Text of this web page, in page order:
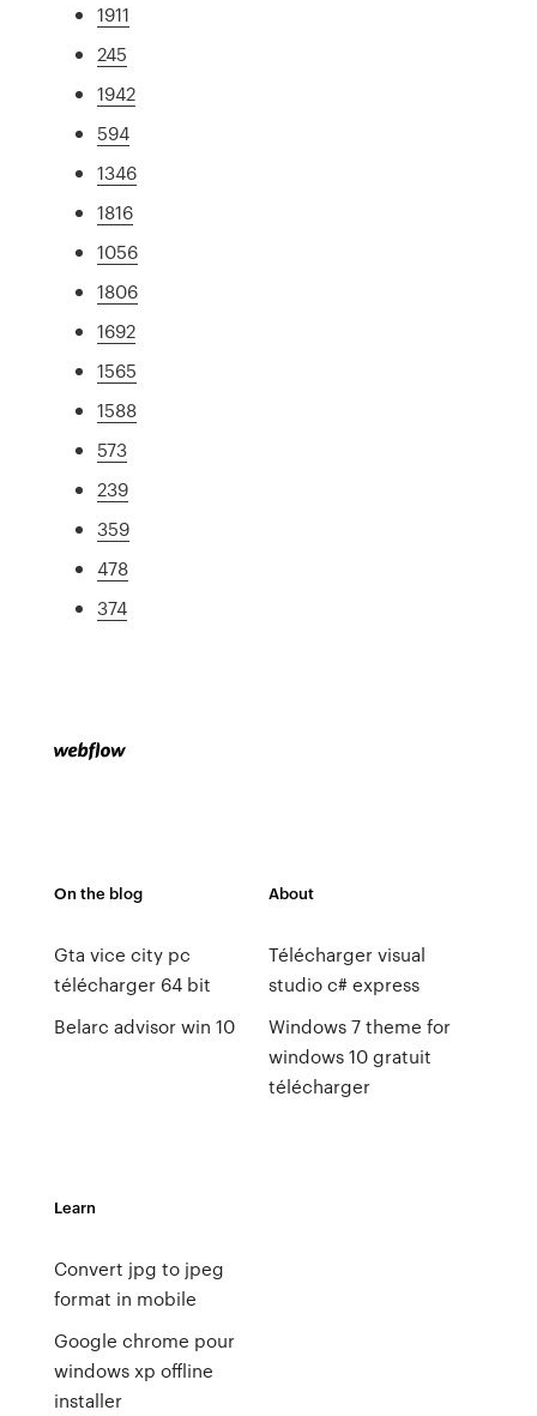
1911
245
1942
594
1346
1816
1056
1806
1692
1565
1588
573
239
359
478
374
On the blog
Gta vice city pc
télécharger 64 bit
Belarc advisor win 10
About
Télécharger visual
studio c# express
Windows 7 theme for
windows 10 gratuit
télécharger
Learn
Convert jpg to jpeg
format in mobile
Google chrome pour
windows xp offline
installer